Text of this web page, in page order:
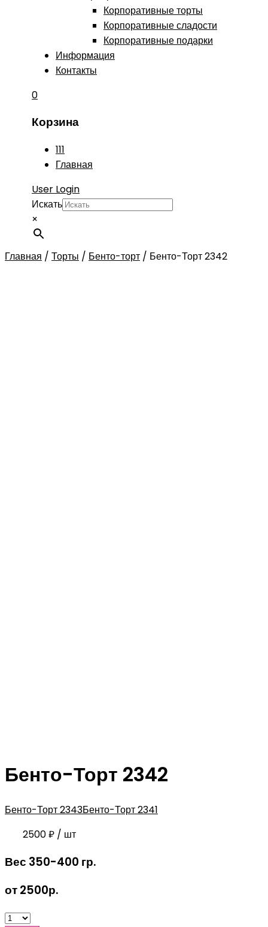
Корпоративные торты
Корпоративные сладости
Корпоративные подарки
Информация
Контакты
0
Корзина
111
Главная
User Login
Искать
×
Главная / Торты / Бенто-торт / Бенто-Торт 2342
Бенто-Торт 2342
Бенто-Торт 2343Бенто-Торт 2341
2500₽ / шт
Вес 350-400 гр.
от 2500р.